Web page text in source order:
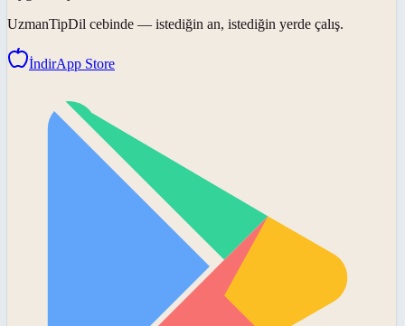
UzmanTipDil cebinde — istediğin an, istediğin yerde çalış.
İndirApp Store